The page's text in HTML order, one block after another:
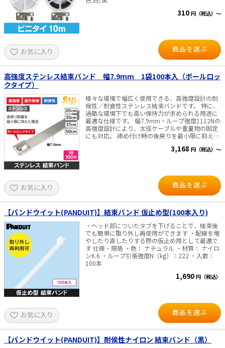
310 円（税込）～
お気に入り 商品を選ぶ
高強度ステンレス結束バンド 幅7.9mm 1袋100本入（ボールロッ
クタイプ）
様々な環境で幅広く使用できる、高強度設計の耐
候性／耐食性ステンレス結束バンドです。 特に、
過酷な環境下でも高い保持力が求められる用途に
最適な仕様です。 幅7.9mm・ループ強度1112Nの
高強度設計により、太径ケーブルや重量物の固定
にも対応。 締め付け時の後戻りを最小限に抑え、
材質：ステンレス SUS304 厚さ：0.26mm ループ
3,168 円（税込）～
お気に入り 商品を選ぶ
【パンドウイット(PANDUIT)】結束バンド 仮止め型(100本入り)
・ヘッド部についたタブを下げることで、結束後
でも簡単に取り外し再使用ができます ・配線を増
やしたり直したりする際の仮止め用として最適で
す 仕様・規格 ・色： ナチュラル ・材質： ナイロ
ン6.6 ・ループ引張強度N（kg）：222 ・入数：
100本
1,690 円（税込）
お気に入り 商品を選ぶ
【パンドウイット(PANDUIT)】耐侯性ナイロン 結束バンド（黒）